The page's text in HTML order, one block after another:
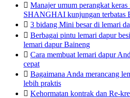
 Manajer umum perangkat
SHANGHAI kunjungan terbatas
 3 bidang Mini besar di lemari
 Berbagai pintu lemari dapur
lemari dapur Baineng
 Cara membuat lemari dapur
cepat
 Bagaimana Anda merancang
lebih praktis
 Kehormatan kontrak dan Re-